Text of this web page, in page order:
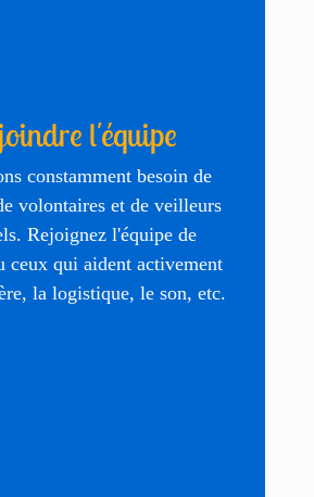
l'équipe
constamment besoin de
volontaires et de veilleurs
Rejoignez l'équipe de
ceux qui aident activement
la logistique, le son, etc.